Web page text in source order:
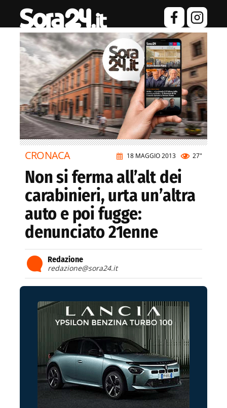
18 MAGGIO 2013 27"
CRONACA
Non si ferma all’alt dei
carabinieri, urta un’altra
auto e poi fugge:
denunciato 21enne
Redazione
redazione@sora24.it